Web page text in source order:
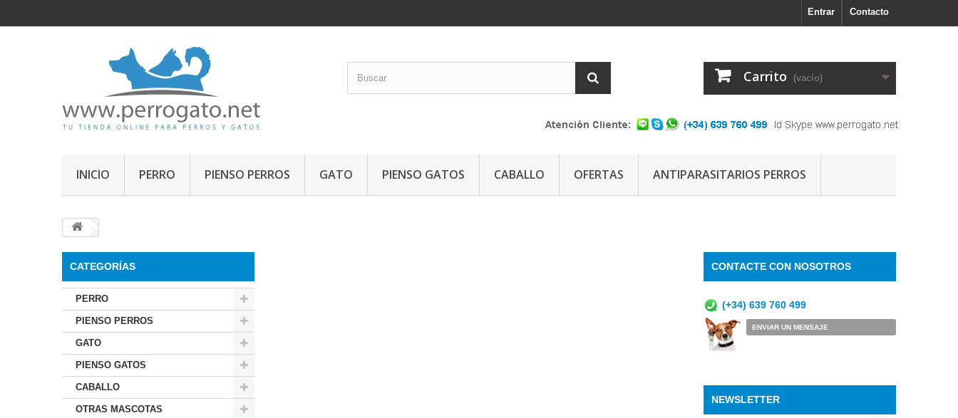
Contacto
Entrar
Carrito (vacío)
INICIO PERRO PIENSO PERROS GATO PIENSO GATOS CABALLO OFERTAS ANTIPARASITARIOS PERROS
CATEGORÍAS
PERRO
PIENSO PERROS
GATO
PIENSO GATOS
CABALLO
OTRAS MASCOTAS
CONTACTE CON NOSOTROS
(+34) 639 760 499
ENVIAR UN MENSAJE
NEWSLETTER